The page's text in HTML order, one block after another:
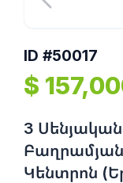
ID #50017
$
3
Կենտրոն